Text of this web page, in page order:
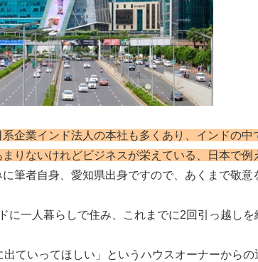
系企業インド法人の本社も多くあり、インドの
りないけれどビジネスが栄えている、日本で
に筆者自身、愛知県出身ですので、あくまで敬意
に一人暮らしで住み、これまでに2回引っ越しを
出ていってほしい」というハウスオーナーから